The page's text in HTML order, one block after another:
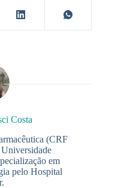
Costa
(CRF
em
pelo Hospital